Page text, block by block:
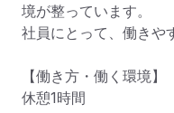
境が整っています。
社員にとって、働きや
【働き方・働く環境】
休憩1時間